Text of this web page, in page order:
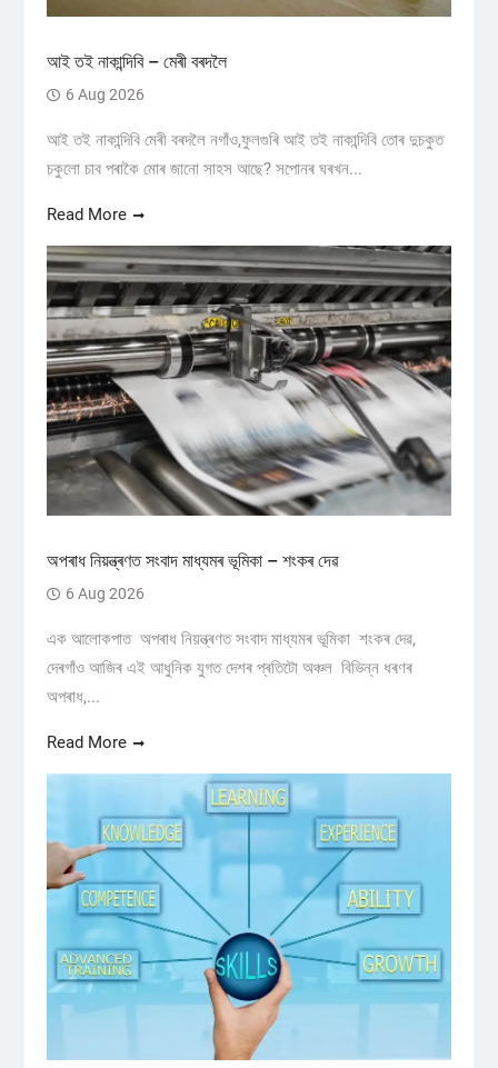
আই তই নাকান্দিবি – মেৰী বৰদলৈ
6 Aug 2026
আই তই নাকান্দিবি মেৰী বৰদলৈ নগাঁও,ফুলগুৰি আই তই নাকান্দিবি তোৰ দুচকুত
চকুলো চাব পৰাকৈ মোৰ জানো সাহস আছে? সপোনৰ ঘৰখন...
Read More
অপৰাধ নিয়ন্ত্ৰণত সংবাদ মাধ্যমৰ ভূমিকা – শংকৰ দেৱ
6 Aug 2026
এক আলোকপাত অপৰাধ নিয়ন্ত্ৰণত সংবাদ মাধ্যমৰ ভূমিকা শংকৰ দেৱ,
দেৰগাঁও আজিৰ এই আধুনিক যুগত দেশৰ প্ৰতিটো অঞ্চল বিভিন্ন ধৰণৰ
অপৰাধ,...
Read More